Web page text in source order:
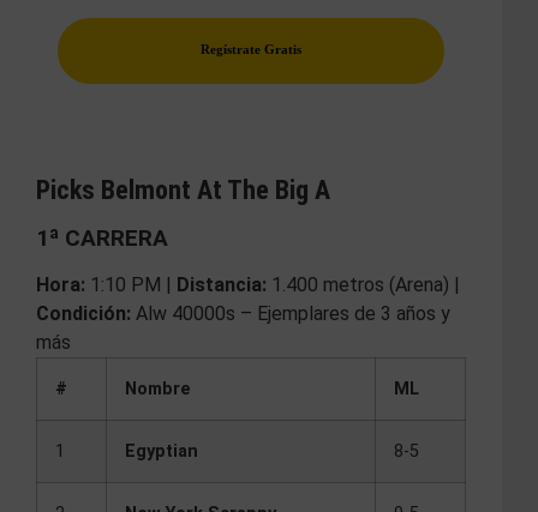
Regístrate Gratis
Picks Belmont At The Big A
1ª CARRERA
Hora: 1:10 PM | Distancia: 1.400 metros (Arena) |
Condición: Alw 40000s – Ejemplares de 3 años y
más
# Nombre ML
1 Egyptian 8-5